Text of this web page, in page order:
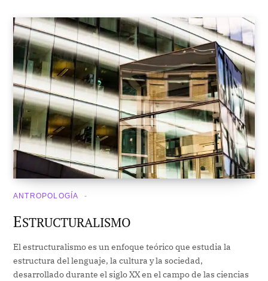
ANTROPOLOGÍA
ESTRUCTURALISMO
El estructuralismo es un enfoque teórico que estudia la
estructura del lenguaje, la cultura y la sociedad,
desarrollado durante el siglo XX en el campo de las ciencias